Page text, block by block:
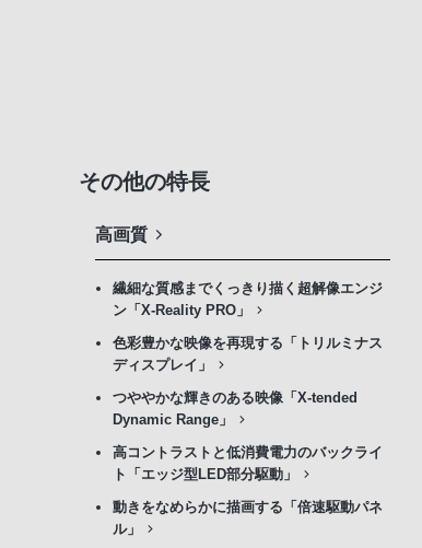
その他の特長
高画質
繊細な質感までくっきり描く超解像エンジ
ン「X-Reality PRO」
色彩豊かな映像を再現する「トリルミナス
ディスプレイ」
つややかな輝きのある映像「X-tended
Dynamic Range」
高コントラストと低消費電力のバックライ
ト「エッジ型LED部分駆動」
動きをなめらかに描画する「倍速駆動パネ
ル」